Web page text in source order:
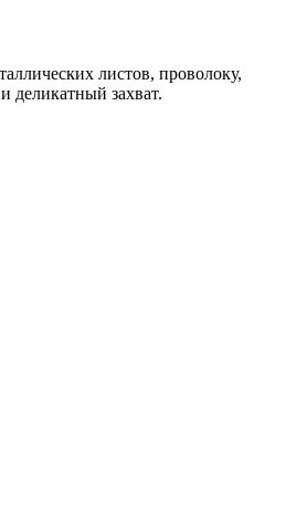
листов, проволоку,
деликатный захват.